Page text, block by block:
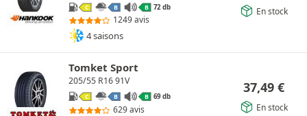
C B B 72 db
1249 avis
4 saisons
En stock
Tomket Sport
205/55 R16 91V
C B B 69 db
629 avis
37,49 €
En stock